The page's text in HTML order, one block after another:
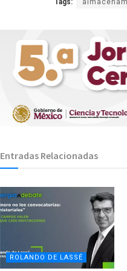
Tags:
Entradas Relacionadas
ROLANDO DE LASSÉ